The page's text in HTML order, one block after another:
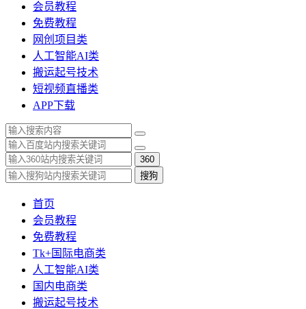
会员教程
免费教程
网创项目类
人工智能AI类
搬运起号技术
短视频直播类
APP下载
360
搜狗
首页
会员教程
免费教程
Tk+国际电商类
人工智能AI类
国内电商类
搬运起号技术